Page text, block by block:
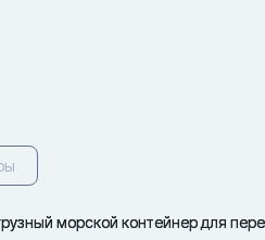
морской контейнер для